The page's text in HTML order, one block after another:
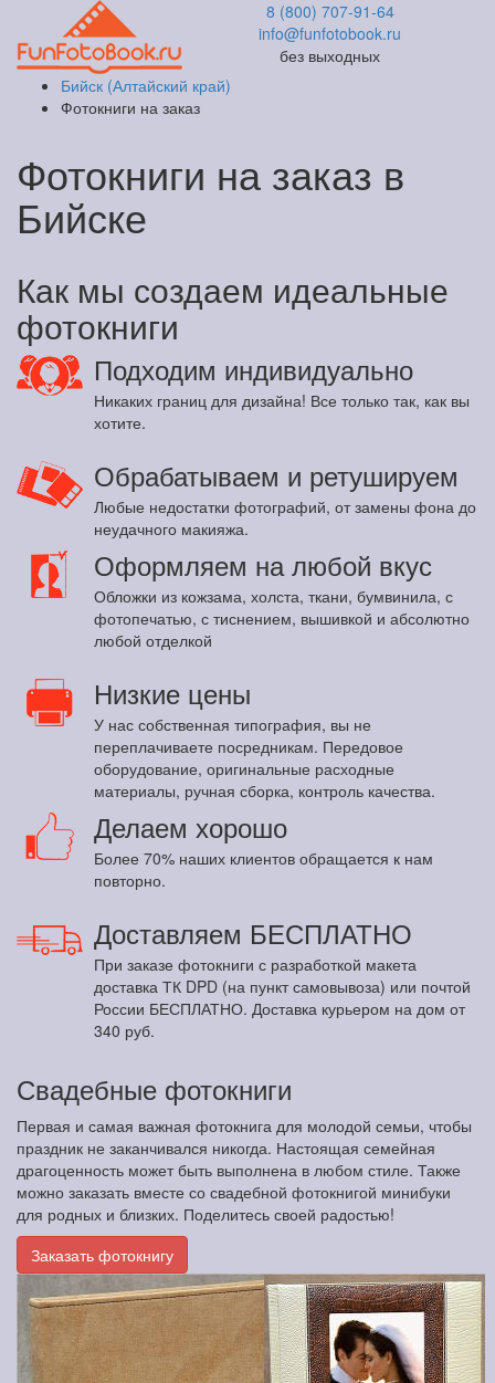
8 (800) 707-91-64
info@funfotobook.ru
без выходных
Бийск (Алтайский край)
Фотокниги на заказ
Фотокниги на заказ в
Бийске
Как мы создаем идеальные
фотокниги
Подходим индивидуально
Никаких границ для дизайна! Все только так, как вы
хотите.
Обрабатываем и ретушируем
Любые недостатки фотографий, от замены фона до
неудачного макияжа.
Оформляем на любой вкус
Обложки из кожзама, холста, ткани, бумвинила, с
фотопечатью, с тиснением, вышивкой и абсолютно
любой отделкой
Низкие цены
У нас собственная типография, вы не
переплачиваете посредникам. Передовое
оборудование, оригинальные расходные
материалы, ручная сборка, контроль качества.
Делаем хорошо
Более 70% наших клиентов обращается к нам
повторно.
Доставляем БЕСПЛАТНО
При заказе фотокниги с разработкой макета
доставка ТК DPD (на пункт самовывоза) или почтой
России БЕСПЛАТНО. Доставка курьером на дом от
340 руб.
Свадебные фотокниги
Первая и самая важная фотокнига для молодой семьи, чтобы
праздник не заканчивался никогда. Настоящая семейная
драгоценность может быть выполнена в любом стиле. Также
можно заказать вместе со свадебной фотокнигой минибуки
для родных и близких. Поделитесь своей радостью!
Заказать фотокнигу